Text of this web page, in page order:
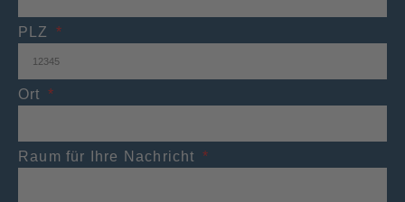
PLZ
Ort
Raum für Ihre Nachricht